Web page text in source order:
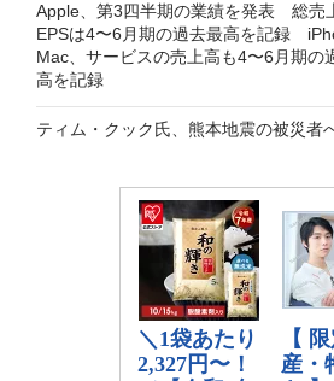
Apple、第3四半期の業績を発表 総売
EPSは4〜6月期の過去最高を記録
Mac、サービスの売上高も4〜6月期の
高を記録
ティム・クック氏、熊本地震の被災者